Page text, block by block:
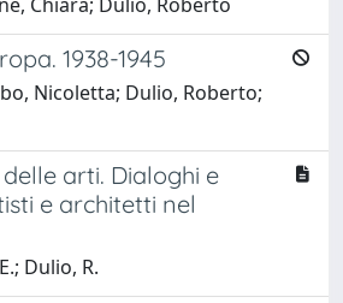
1938-1945
Nicoletta; Dulio, Roberto;
arti. Dialoghi e
e architetti nel
Dulio, R.